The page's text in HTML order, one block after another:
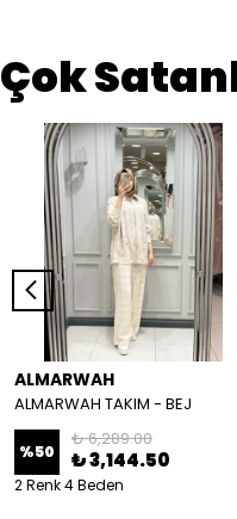
Çok
ALMARWAH
ALMARWAH TAKIM - BEJ
%50
₺ 6,289.00
₺ 3,144.50
2 Renk 4 Beden